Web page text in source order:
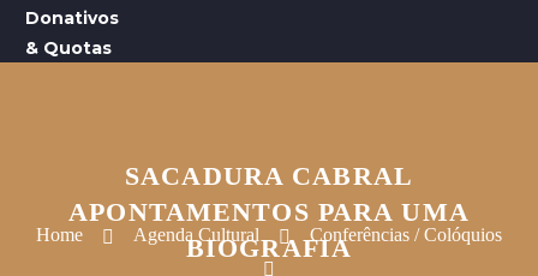
Donativos
& Quotas
SACADURA CABRAL
APONTAMENTOS PARA UMA
BIOGRAFIA
Home Agenda Cultural Conferências / Colóquios